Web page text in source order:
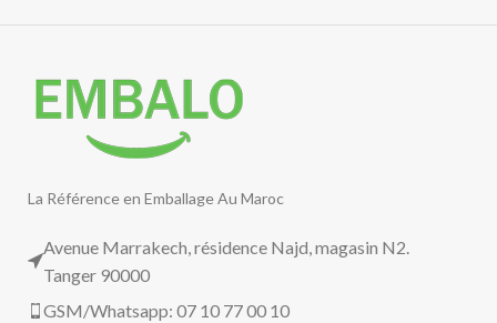
La Référence en Emballage Au Maroc
Avenue Marrakech, résidence Najd, magasin N2.
Tanger 90000
GSM/Whatsapp: 07 10 77 00 10